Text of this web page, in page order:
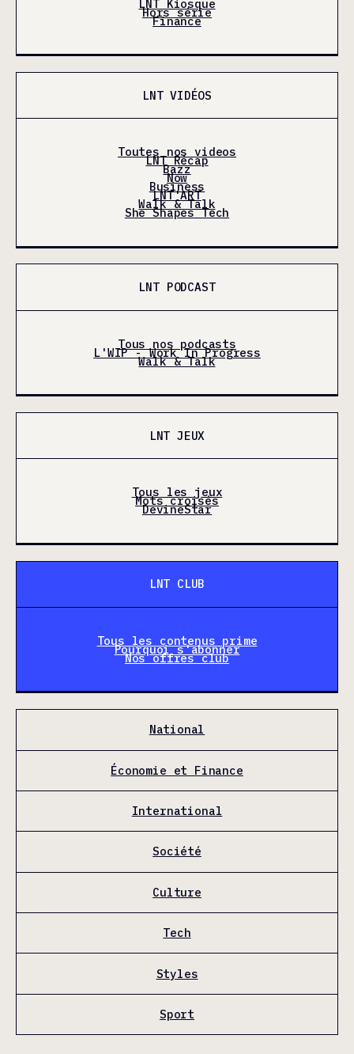
LNT Kiosque
Hors série
Finance
LNT VIDÉOS
Toutes nos videos
LNT Récap
Bazz
Now
Business
LNT'ART
Walk & Talk
She Shapes Tech
LNT PODCAST
Tous nos podcasts
L'WIP - Work In Progress
Walk & Talk
LNT JEUX
Tous les jeux
Mots croisés
DevineStar
LNT CLUB
Tous les contenus prime
Pourquoi s'abonner
Nos offres club
National
Économie et Finance
International
Société
Culture
Tech
Styles
Sport